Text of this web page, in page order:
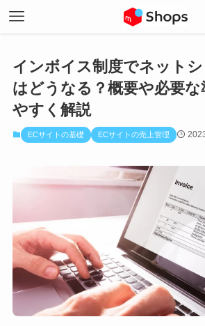
インボイス制度でネット
はどうなる？概要や必要な
やすく解説
ECサイトの基礎 ECサイトの売上管理